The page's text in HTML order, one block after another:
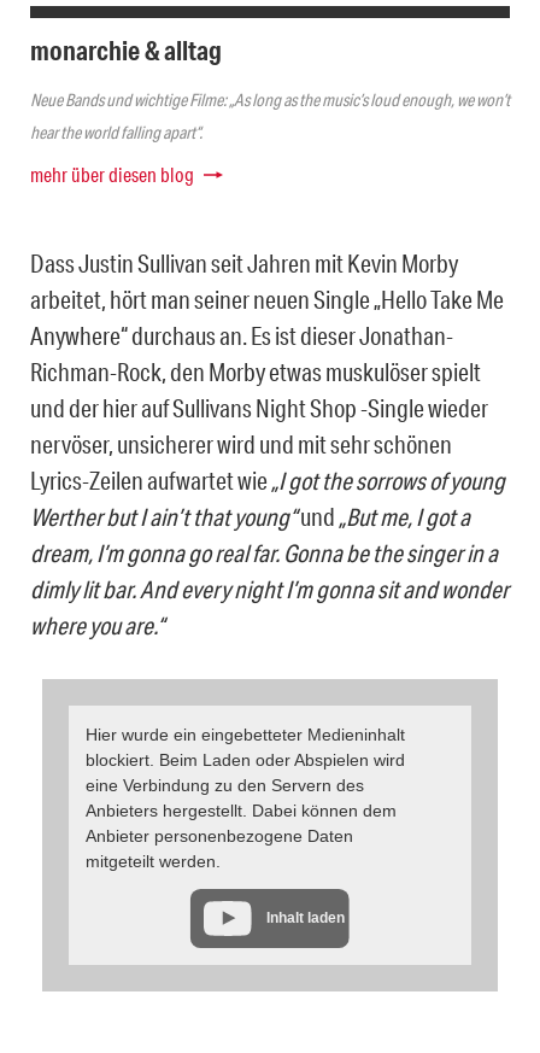
monarchie & alltag
Neue Bands und wichtige Filme: „As long as the music’s loud enough, we won’t
hear the world falling apart“.
mehr über diesen blog
Dass Justin Sullivan seit Jahren mit Kevin Morby
arbeitet, hört man seiner neuen Single „Hello Take Me
Anywhere“ durchaus an. Es ist dieser Jonathan-
Richman-Rock, den Morby etwas muskulöser spielt
und der hier auf Sullivans Night Shop -Single wieder
nervöser, unsicherer wird und mit sehr schönen
Lyrics-Zeilen aufwartet wie„I got the sorrows of young
Werther but I ain’t that young“und „But me, I got a
dream, I’m gonna go real far. Gonna be the singer in a
dimly lit bar. And every night I’m gonna sit and wonder
where you are.“
Hier wurde ein eingebetteter Medieninhalt
blockiert. Beim Laden oder Abspielen wird
eine Verbindung zu den Servern des
Anbieters hergestellt. Dabei können dem
Anbieter personenbezogene Daten
mitgeteilt werden.
Inhalt laden